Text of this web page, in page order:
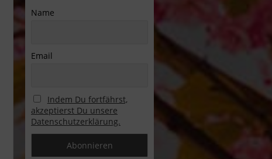
Name
Email
Indem Du fortfährst,
akzeptierst Du unsere
Datenschutzerklärung.